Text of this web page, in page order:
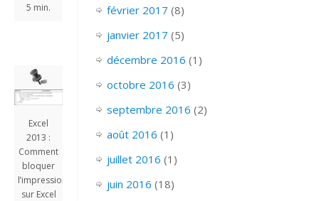
5 min.
Excel
2013 :
Comment
bloquer
l’impression
sur Excel
février 2017 (8)
janvier 2017 (5)
décembre 2016 (1)
octobre 2016 (3)
septembre 2016 (2)
août 2016 (1)
juillet 2016 (1)
juin 2016 (18)